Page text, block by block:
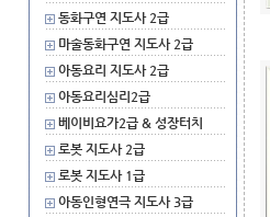
동화구연 지도사 2급
마술동화구연 지도사 2급
아동요리 지도사 2급
아동요리심리2급
베이비요가2급 & 성장터치
로봇 지도사 2급
로봇 지도사 1급
아동인형연극 지도사 3급